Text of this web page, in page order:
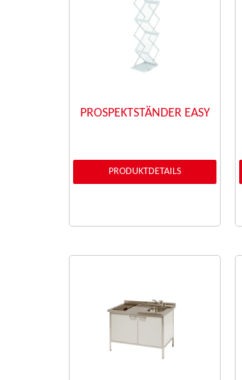
PROSPEKTSTÄNDER EASY
PRODUKTDETAILS